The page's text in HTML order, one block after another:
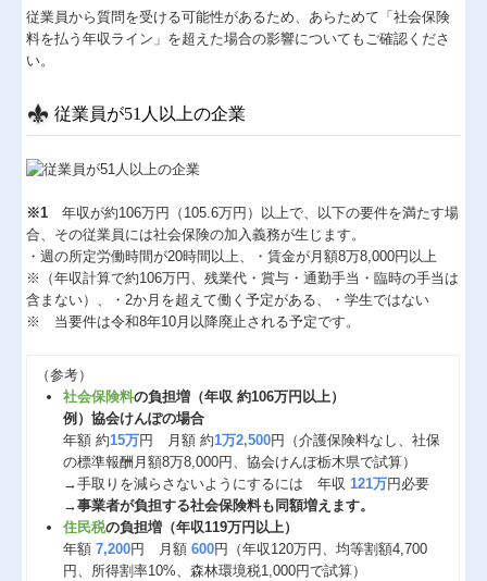
従業員から質問を受ける可能性があるため、あらためて「社会保険
料を払う年収ライン」を超えた場合の影響についてもご確認くださ
い。
従業員が51人以上の企業
※1 年収が約106万円（105.6万円）以上で、以下の要件を満たす場
合、その従業員には社会保険の加入義務が生じます。
・週の所定労働時間が20時間以上、・賃金が月額8万8,000円以上
※（年収計算で約106万円、残業代・賞与・通勤手当・臨時の手当は
含まない）、・2か月を超えて働く予定がある、・学生ではない
※ 当要件は令和8年10月以降廃止される予定です。
（参考）
社会保険料の負担増（年収 約106万円以上）
例）協会けんぽの場合
年額 約15万円 月額 約1万2,500円（介護保険料なし、社保
の標準報酬月額8万8,000円、協会けんぽ栃木県で試算）
→手取りを減らさないようにするには 年収 121万円必要
→事業者が負担する社会保険料も同額増えます。
住民税の負担増（年収119万円以上）
年額7,200円 月額600円（年収120万円、均等割額4,700
円、所得割率10%、森林環境税1,000円で試算）